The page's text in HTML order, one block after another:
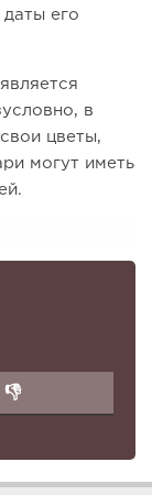
его
в
цветы,
могут иметь
👎